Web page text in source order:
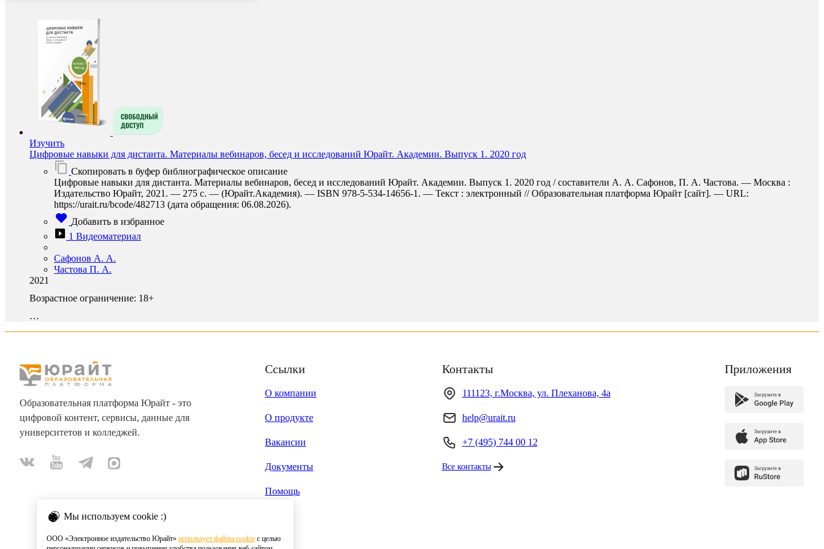
Изучить
Цифровые навыки для дистанта. Материалы вебинаров, бесед и исследований Юрайт. Академии. Выпуск 1. 2020 год
Скопировать в буфер библиографическое описание
Цифровые навыки для дистанта. Материалы вебинаров, бесед и исследований Юрайт. Академии. Выпуск 1. 2020 год / составители А. А. Сафонов, П. А. Частова. — Москва :
Издательство Юрайт, 2021. — 275 с. — (Юрайт.Академия). — ISBN 978-5-534-14656-1. — Текст : электронный // Образовательная платформа Юрайт [сайт]. — URL:
https://urait.ru/bcode/482713 (дата обращения: 06.08.2026).
Добавить в избранное
1 Видеоматериал
Сафонов А. А.
Частова П. А.
2021
Возрастное ограничение: 18+
…
Мы используем cookie :)
ООО «Электронное издательство Юрайт» использует файлы cookie с целью
Образовательная платформа Юрайт - это
цифровой контент, сервисы, данные для
университетов и колледжей.
Ссылки
О компании
О продукте
Вакансии
Документы
Помощь
Контакты
111123, г.Москва, ул. Плеханова, 4а
help@urait.ru
+7 (495) 744 00 12
Все контакты
Приложения